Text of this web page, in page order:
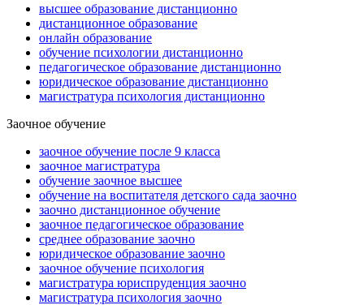
высшее образование дистанционно
дистанционное образование
онлайн образование
обучение психологии дистанционно
педагогическое образование дистанционно
юридическое образование дистанционно
магистратура психология дистанционно
Заочное обучение
заочное обучение после 9 класса
заочное магистратура
обучение заочное высшее
обучение на воспитателя детского сада заочно
заочно дистанционное обучение
заочное педагогическое образование
среднее образование заочно
юридическое образование заочно
заочное обучение психология
магистратура юриспруденция заочно
магистратура психология заочно